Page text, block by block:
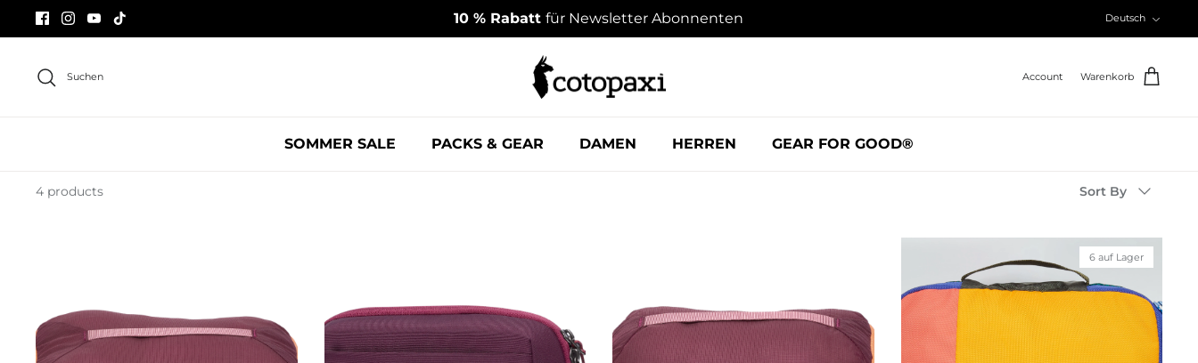
Direkt
10 % Rabattfür Newsletter Abonnenten Deutsch
Suchen Account Warenkorb
SOMMER SALE PACKS & GEAR DAMEN HERREN GEAR FOR GOOD®
4 products
nach
Sort By
6 auf Lager